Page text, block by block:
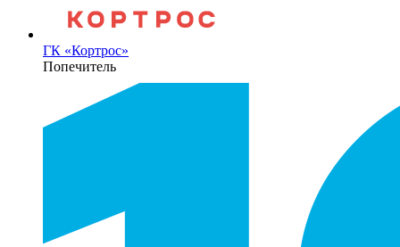
ГК «Кортрос»
Попечитель